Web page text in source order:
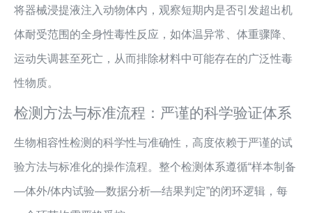
将器械浸提液注入动物体内，观察短期内是否引发超出机
体耐受范围的全身性毒性反应，如体温异常、体重骤降、
运动失调甚至死亡，从而排除材料中可能存在的广泛性毒
性物质。
检测方法与标准流程：严谨的科学验证体系
生物相容性检测的科学性与准确性，高度依赖于严谨的试
验方法与标准化的操作流程。整个检测体系遵循“样本制备
—体外/体内试验—数据分析—结果判定”的闭环逻辑，每